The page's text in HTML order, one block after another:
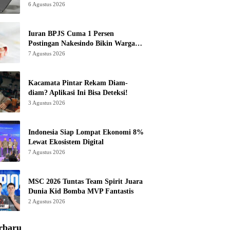
6 Agustus 2026
Iuran BPJS Cuma 1 Persen
Postingan Nakesindo Bikin Warganet
Murka
7 Agustus 2026
Kacamata Pintar Rekam Diam-
diam? Aplikasi Ini Bisa Deteksi!
3 Agustus 2026
Indonesia Siap Lompat Ekonomi 8%
Lewat Ekosistem Digital
7 Agustus 2026
MSC 2026 Tuntas Team Spirit Juara
Dunia Kid Bomba MVP Fantastis
2 Agustus 2026